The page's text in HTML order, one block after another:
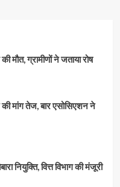
मौत, ग्रामीणों ने जताया रोष
मांग तेज, बार एसोसिएशन ने
नियुक्ति, वित्त विभाग की मंजूरी